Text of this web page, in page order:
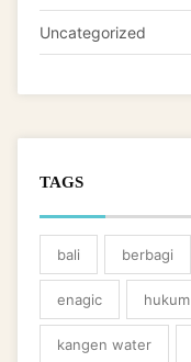
Uncategorized
TAGS
bali berbagi
enagic hukum
kangen water